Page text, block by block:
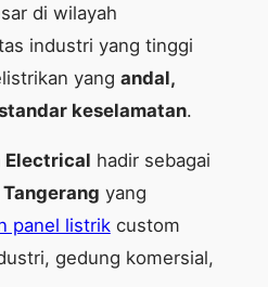
di wilayah
industri yang tinggi
yang andal,
keselamatan.
Electrical hadir sebagai
yang
panel listrikcustom
gedung komersial,